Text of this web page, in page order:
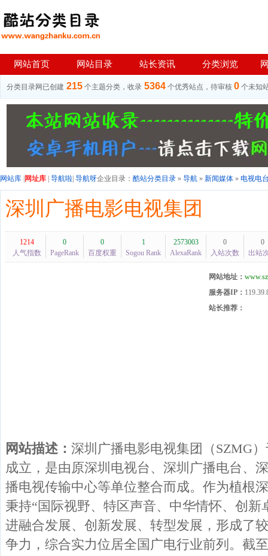
网站首页 网站目录 站长资讯 分类浏览
分类目录网已创建 215 个主题分类，收录 5364 个优秀站点，待审核 0 个未知
网站库 网址库 导航啦 导航呀企业目录： 酷站分类目录 » 导航 » 新闻媒体 » 电视电
深圳广播电影电视集团
1214
人气指数
0
PageRank
0
百度权重
1
Sogou Rank
2573003
AlexaRank
0
入站次数
0
出站
网站地址：
服务器IP：
站长推荐：
网站描述： 深圳广播电影电视集团（SZMG
成立，是由原深圳电视台、深圳广播电台、
播电视传输中心等单位整合而成。作为植根
秉持“国际视野、特区声音、中华情怀、创新
进融合发展、创新发展、转型发展，形成了
争力，综合实力位居全国广电行业前列。截